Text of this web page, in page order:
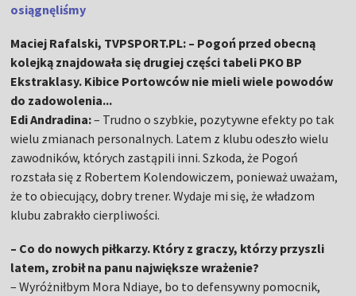
osiągnęliśmy
Maciej Rafalski, TVPSPORT.PL: – Pogoń przed obecną
kolejką znajdowała się drugiej części tabeli PKO BP
Ekstraklasy. Kibice Portowców nie mieli wiele powodów
do zadowolenia...
Edi Andradina:– Trudno o szybkie, pozytywne efekty po tak
wielu zmianach personalnych. Latem z klubu odeszło wielu
zawodników, których zastąpili inni. Szkoda, że Pogoń
rozstała się z Robertem Kolendowiczem, ponieważ uważam,
że to obiecujący, dobry trener. Wydaje mi się, że władzom
klubu zabrakło cierpliwości.
– Co do nowych piłkarzy. Który z graczy, którzy przyszli
latem, zrobił na panu największe wrażenie?
– Wyróżniłbym Mora Ndiaye, bo to defensywny pomocnik,